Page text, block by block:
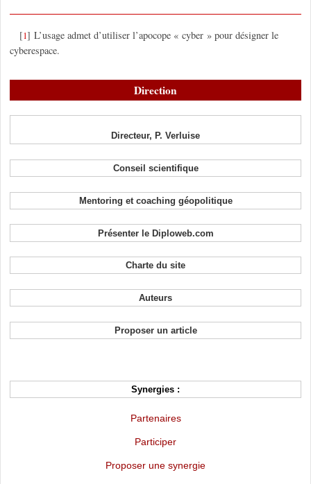
[1]L’usage admet d’utiliser l’apocope « cyber » pour désigner le
cyberespace.
Direction
Directeur, P. Verluise
Conseil scientifique
Mentoring et coaching géopolitique
Présenter le Diploweb.com
Charte du site
Auteurs
Proposer un article
Synergies :
Partenaires
Participer
Proposer une synergie